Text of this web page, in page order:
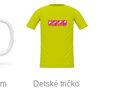
Detské tričko